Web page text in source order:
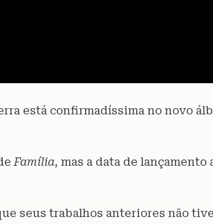
está confirmadíssima no novo
Família, mas a data de
seus trabalhos anteriores não